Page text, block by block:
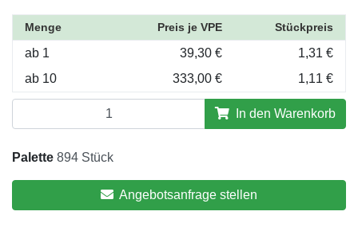
Menge Preis je VPE Stückpreis
ab 1 39,30 €
1,31 €
ab 10
333,00 € 1,11 €
In den Warenkorb
Palette 894 Stück
Angebotsanfrage stellen